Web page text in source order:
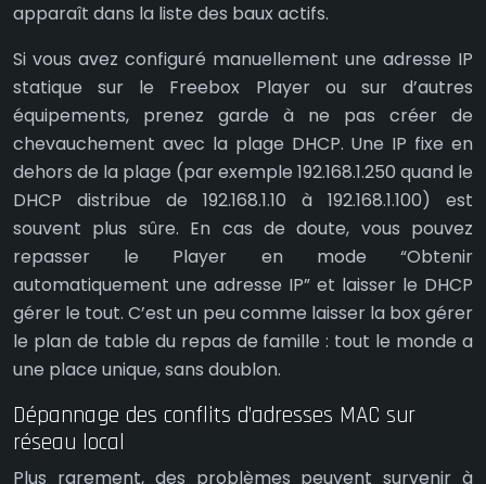
apparaît dans la liste des baux actifs.
Si vous avez configuré manuellement une adresse IP
statique sur le Freebox Player ou sur d’autres
équipements, prenez garde à ne pas créer de
chevauchement avec la plage DHCP. Une IP fixe en
dehors de la plage (par exemple 192.168.1.250 quand le
DHCP distribue de 192.168.1.10 à 192.168.1.100) est
souvent plus sûre. En cas de doute, vous pouvez
repasser le Player en mode “Obtenir
automatiquement une adresse IP” et laisser le DHCP
gérer le tout. C’est un peu comme laisser la box gérer
le plan de table du repas de famille : tout le monde a
une place unique, sans doublon.
Dépannage des conflits d’adresses MAC sur
réseau local
Plus rarement, des problèmes peuvent survenir à